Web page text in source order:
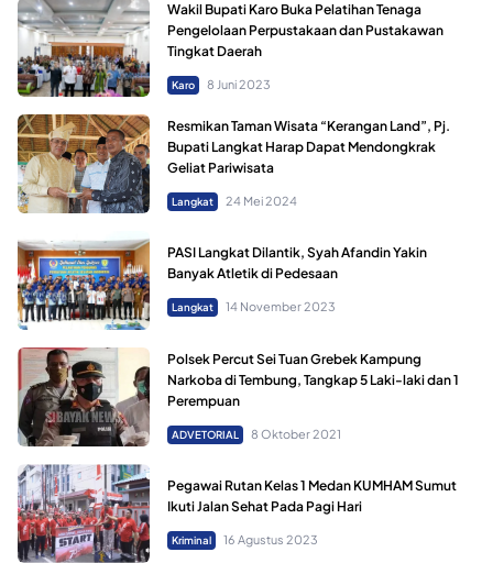
Wakil Bupati Karo Buka Pelatihan Tenaga
Pengelolaan Perpustakaan dan Pustakawan
Tingkat Daerah
Karo 8 Juni 2023
Resmikan Taman Wisata “Kerangan Land”, Pj.
Bupati Langkat Harap Dapat Mendongkrak
Geliat Pariwisata
Langkat 24 Mei 2024
PASI Langkat Dilantik, Syah Afandin Yakin
Banyak Atletik di Pedesaan
Langkat 14 November 2023
Polsek Percut Sei Tuan Grebek Kampung
Narkoba di Tembung, Tangkap 5 Laki-laki dan 1
Perempuan
ADVETORIAL 8 Oktober 2021
Pegawai Rutan Kelas 1 Medan KUMHAM Sumut
Ikuti Jalan Sehat Pada Pagi Hari
Kriminal 16 Agustus 2023